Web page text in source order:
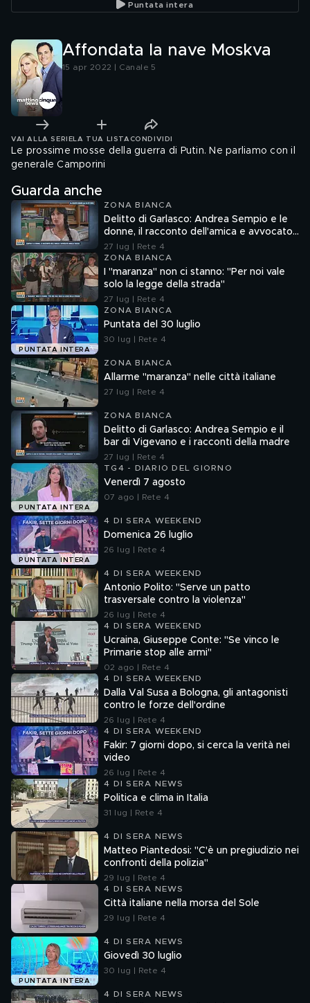
Puntata intera
Affondata la nave Moskva
15 apr 2022 | Canale 5
VAI ALLA SERIE LA TUA LISTA CONDIVIDI
Le prossime mosse della guerra di Putin. Ne parliamo con il
generale Camporini
Guarda anche
ZONA BIANCA
Delitto di Garlasco: Andrea Sempio e le
donne, il racconto dell'amica e avvocato
Angela Taccia
27 lug | Rete 4
ZONA BIANCA
I "maranza" non ci stanno: "Per noi vale
solo la legge della strada"
27 lug | Rete 4
PUNTATA INTERA
ZONA BIANCA
Puntata del 30 luglio
30 lug | Rete 4
ZONA BIANCA
Allarme "maranza" nelle città italiane
27 lug | Rete 4
ZONA BIANCA
Delitto di Garlasco: Andrea Sempio e il
bar di Vigevano e i racconti della madre
27 lug | Rete 4
PUNTATA INTERA
TG4 - DIARIO DEL GIORNO
Venerdì 7 agosto
07 ago | Rete 4
PUNTATA INTERA
4 DI SERA WEEKEND
Domenica 26 luglio
26 lug | Rete 4
4 DI SERA WEEKEND
Antonio Polito: "Serve un patto
trasversale contro la violenza"
26 lug | Rete 4
4 DI SERA WEEKEND
Ucraina, Giuseppe Conte: "Se vinco le
Primarie stop alle armi"
02 ago | Rete 4
4 DI SERA WEEKEND
Dalla Val Susa a Bologna, gli antagonisti
contro le forze dell'ordine
26 lug | Rete 4
4 DI SERA WEEKEND
Fakir: 7 giorni dopo, si cerca la verità nei
video
26 lug | Rete 4
4 DI SERA NEWS
Politica e clima in Italia
31 lug | Rete 4
4 DI SERA NEWS
Matteo Piantedosi: "C'è un pregiudizio nei
confronti della polizia"
29 lug | Rete 4
4 DI SERA NEWS
Città italiane nella morsa del Sole
29 lug | Rete 4
PUNTATA INTERA
4 DI SERA NEWS
Giovedì 30 luglio
30 lug | Rete 4
4 DI SERA NEWS